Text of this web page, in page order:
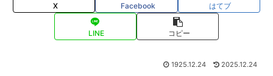
X Facebook はてブ
LINE コピー
1925.12.24 2025.12.24